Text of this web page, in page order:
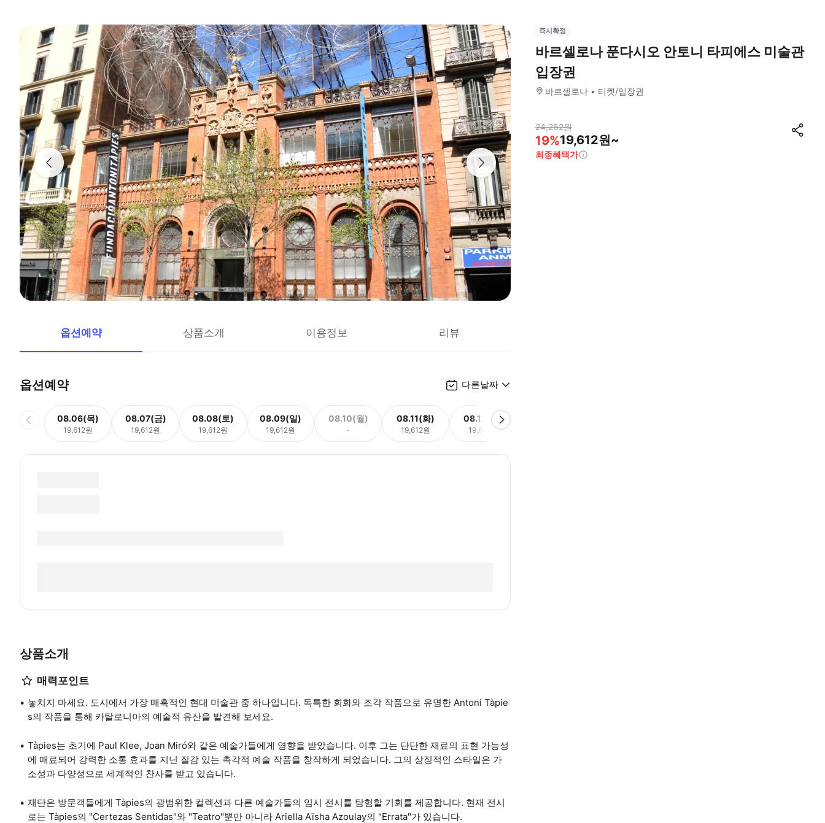
옵션예약 상품소개 이용정보 리뷰
옵션예약 다른날짜
08.06(목)
19,612원
08.07(금)
19,612원
08.08(토)
19,612원
08.09(일)
19,612원
08.10(월)
-
08.11(화)
19,612원
08.12(수)
19,612원
상품소개
매력포인트
놓치지 마세요. 도시에서 가장 매혹적인 현대 미술관 중 하나입니다. 독특한 회화와 조각 작품으로 유명한 Antoni Tàpie
s의 작품을 통해 카탈로니아의 예술적 유산을 발견해 보세요.
Tàpies는 초기에 Paul Klee, Joan Miró와 같은 예술가들에게 영향을 받았습니다. 이후 그는 단단한 재료의 표현 가능성
에 매료되어 강력한 소통 효과를 지닌 질감 있는 촉각적 예술 작품을 창작하게 되었습니다. 그의 상징적인 스타일은 가
소성과 다양성으로 세계적인 찬사를 받고 있습니다.
재단은 방문객들에게 Tàpies의 광범위한 컬렉션과 다른 예술가들의 임시 전시를 탐험할 기회를 제공합니다. 현재 전시
로는 Tàpies의 "Certezas Sentidas"와 "Teatro"뿐만 아니라 Ariella Aïsha Azoulay의 "Errata"가 있습니다.
즉시확정
바르셀로나 푼다시오 안토니 타피에스 미술관
입장권
바르셀로나 티켓/입장권
24,282원
19%19,612원~
최종혜택가